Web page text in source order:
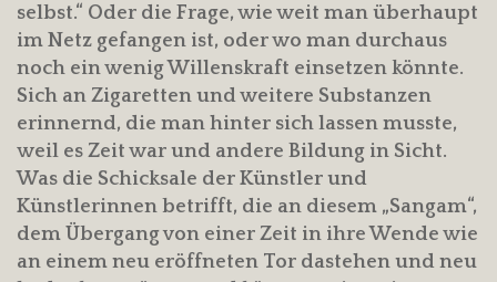
selbst.“ Oder die Frage, wie weit man überhaupt
im Netz gefangen ist, oder wo man durchaus
noch ein wenig Willenskraft einsetzen könnte.
Sich an Zigaretten und weitere Substanzen
erinnernd, die man hinter sich lassen musste,
weil es Zeit war und andere Bildung in Sicht.
Was die Schicksale der Künstler und
Künstlerinnen betrifft, die an diesem „Sangam“,
dem Übergang von einer Zeit in ihre Wende wie
an einem neu eröffneten Tor dastehen und neu